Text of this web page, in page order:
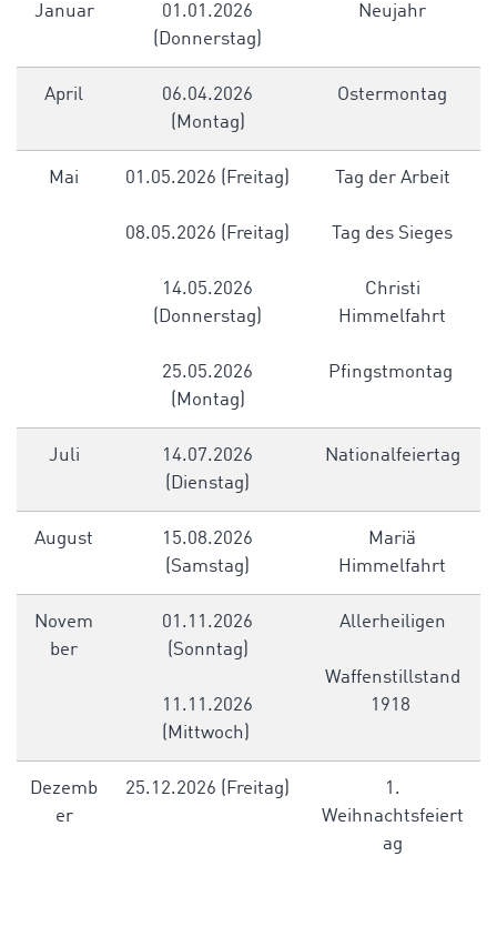
Januar
01.01.2026
(Donnerstag)
Neujahr
April
06.04.2026
(Montag)
Ostermontag
Mai 01.05.2026 (Freitag)
08.05.2026 (Freitag)
14.05.2026
(Donnerstag)
25.05.2026
(Montag)
Tag der Arbeit
Tag des Sieges
Christi
Himmelfahrt
Pfingstmontag
Juli
14.07.2026
(Dienstag)
Nationalfeiertag
August
15.08.2026
(Samstag)
Mariä
Himmelfahrt
Novem
ber
01.11.2026
(Sonntag)
11.11.2026
(Mittwoch)
Allerheiligen
Waffenstillstand
1918
Dezemb
er
25.12.2026 (Freitag)
1.
Weihnachtsfeiert
ag